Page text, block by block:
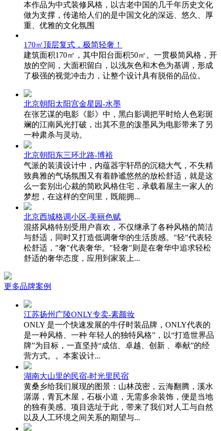
本作品为中式装修风格，以古老中国的几千年历史文化
做为支撑，传递给人们的是中国文化的深远、悠久、厚
重、优雅的文化氛围
170㎡顶层复式，极简轻奢！
建筑面积170㎡，其中阳台面积50㎡。一贯极简风格，开
放的空间，大面积留白，以浅灰色和木色为基调，形成
了极强的视觉冲击力，让整个设计具有脱俗的品位。
北京朝阳太阳宫金星园-水墨
在张艺谋的电影《影》中，黑白影调把平时给人色彩斑
斓的江南风光打破，出其不意的泼墨风为电影带来了另
一种肃杀与灵动。
北京朝阳东三环北路-博裕
气派的装潢设计中，内蕴器宇轩昂的沉稳大气，不失精
致典雅的气场氛围又有着静谧悠然的放松舒适，就是这
么一套别出心裁的简欧风格住宅，承载着屋主一家人的
梦想，在这样的空间里，既能拥...
北京西城格调小区-美丽色赋
混搭风格特别受用户喜欢，不仅继承了各种风格的简洁
与舒适，同时又打造低调奢华的生活质感。"轻"代表轻
松舒适，"奢"代表奢华。"轻奢"则是在奢华中追求轻松
舒适的奢华态度，应用到家装上...
更多品牌案例
江苏扬州广陵ONLY专卖-素颜妆
ONLY 是一个快速发展的牛仔时装品牌，ONLY代表的
是一种风格、一种 年轻人的独特风格”，以“打造世界品
牌”为目标，一直坚持“成信、卓越、创新 、奉献”的经
营方式。。本案设计...
湖南大山里的民宿-时光里民宿
黄桑乡给我们展现的图景：山林茂密，云海翻腾，溪水
潺潺，青瓦木屋，石板小道，无需多余装饰，便是当地
的独有美感。项目选址于此，带来了我们对人工与自然
以及人工环境之间关系的期望与...